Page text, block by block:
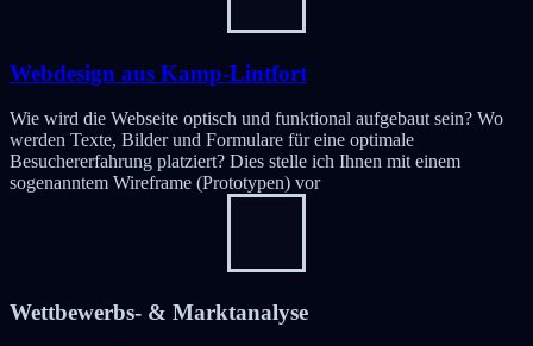
Webdesign aus Kamp-Lintfort
Wie wird die Webseite optisch und funktional aufgebaut sein? Wo
werden Texte, Bilder und Formulare für eine optimale
Besuchererfahrung platziert? Dies stelle ich Ihnen mit einem
sogenanntem Wireframe (Prototypen) vor
Wettbewerbs- & Marktanalyse